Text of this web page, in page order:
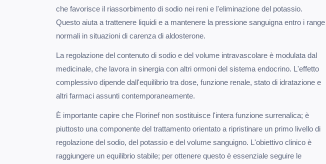
che favorisce il riassorbimento di sodio nei reni e l'eliminazione del potassio.
Questo aiuta a trattenere liquidi e a mantenere la pressione sanguigna entro i range
normali in situazioni di carenza di aldosterone.
La regolazione del contenuto di sodio e del volume intravascolare è modulata dal
medicinale, che lavora in sinergia con altri ormoni del sistema endocrino. L'effetto
complessivo dipende dall'equilibrio tra dose, funzione renale, stato di idratazione e
altri farmaci assunti contemporaneamente.
È importante capire che Florinef non sostituisce l'intera funzione surrenalica; è
piuttosto una componente del trattamento orientato a ripristinare un primo livello di
regolazione del sodio, del potassio e del volume sanguigno. L'obiettivo clinico è
raggiungere un equilibrio stabile; per ottenere questo è essenziale seguire le